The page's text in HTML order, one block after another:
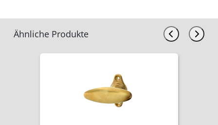
Ähnliche Produkte